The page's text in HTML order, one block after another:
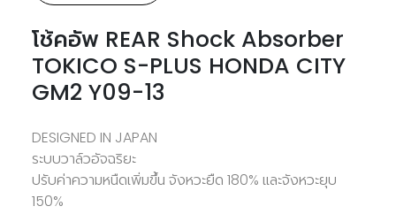
โช้คอัพ REAR Shock Absorber
TOKICO S-PLUS HONDA CITY
GM2 Y09-13
DESIGNED IN JAPAN
ระบบวาล์วอัจฉริยะ
ปรับค่าความหนืดเพิ่มขึ้น จังหวะยืด 180% และจังหวะยุบ
150%